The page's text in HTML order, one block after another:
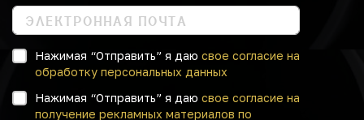
Нажимая “Отправить” я даю свое согласие на
обработку персональных данных
Нажимая “Отправить” я даю свое согласие на
получение рекламных материалов по